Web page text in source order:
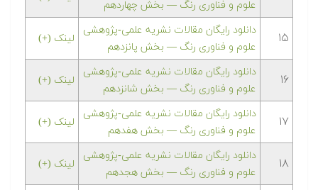
علوم و فناوری رنگ — بخش چهاردهم
۱۵
دانلود رایگان مقالات نشریه علمی-پژوهشی
علوم و فناوری رنگ — بخش پانزدهم
لینک (+)
۱۶
دانلود رایگان مقالات نشریه علمی-پژوهشی
علوم و فناوری رنگ — بخش شانزدهم
لینک (+)
۱۷
دانلود رایگان مقالات نشریه علمی-پژوهشی
علوم و فناوری رنگ — بخش هفدهم
لینک (+)
۱۸
دانلود رایگان مقالات نشریه علمی-پژوهشی
علوم و فناوری رنگ — بخش هجدهم
لینک (+)